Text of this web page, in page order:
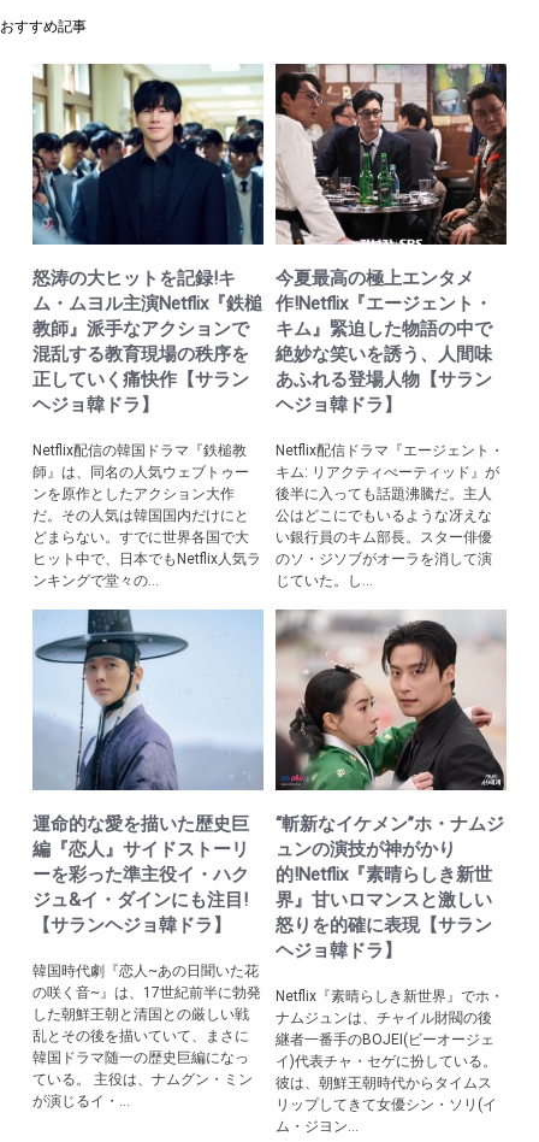
おすすめ記事
怒涛の大ヒットを記録!キ
ム・ムヨル主演Netflix『鉄槌
教師』派手なアクションで
混乱する教育現場の秩序を
正していく痛快作【サラン
ヘジョ韓ドラ】
Netflix配信の韓国ドラマ『鉄槌教
師』は、同名の人気ウェブトゥー
ンを原作としたアクション大作
だ。その人気は韓国国内だけにと
どまらない。すでに世界各国で大
ヒット中で、日本でもNetflix人気ラ
ンキングで堂々の...
今夏最高の極上エンタメ
作!Netflix『エージェント・
キム』緊迫した物語の中で
絶妙な笑いを誘う、人間味
あふれる登場人物【サラン
ヘジョ韓ドラ】
Netflix配信ドラマ『エージェント・
キム: リアクティべーティッド』が
後半に入っても話題沸騰だ。主人
公はどこにでもいるような冴えな
い銀行員のキム部長。スター俳優
のソ・ジソブがオーラを消して演
じていた。し...
運命的な愛を描いた歴史巨
編『恋人』サイドストーリ
ーを彩った準主役イ・ハク
ジュ&イ・ダインにも注目!
【サランヘジョ韓ドラ】
韓国時代劇『恋人~あの日聞いた花
の咲く音~』は、17世紀前半に勃発
した朝鮮王朝と清国との厳しい戦
乱とその後を描いていて、まさに
韓国ドラマ随一の歴史巨編になっ
ている。 主役は、ナムグン・ミン
が演じるイ・...
“斬新なイケメン”ホ・ナムジ
ュンの演技が神がかり
的!Netflix『素晴らしき新世
界』甘いロマンスと激しい
怒りを的確に表現【サラン
ヘジョ韓ドラ】
Netflix『素晴らしき新世界』でホ・
ナムジュンは、チャイル財閥の後
継者一番手のBOJEI(ビーオージェ
イ)代表チャ・セゲに扮している。
彼は、朝鮮王朝時代からタイムス
リップしてきて女優シン・ソリ(イ
ム・ジヨン...